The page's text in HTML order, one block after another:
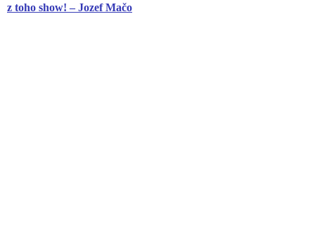
z toho show! – Jozef Mačo